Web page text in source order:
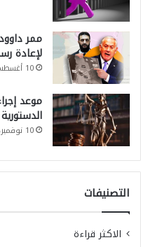
لإعادة
10 أغسطس، 2025
موعد
10 نوفمبر، 2025
التصنيفات
الاكثر قراءة